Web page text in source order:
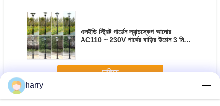
এলইডি স্ট্রিট গার্ডেন ল্যান্ডস্কেপ আলোর
AC110 ~ 230V পার্কের বাড়ির উঠোন 3 মি
চালিয়ে
অধিকইনফ্ল্যাটেবল লাইট টাওয়ার
harry